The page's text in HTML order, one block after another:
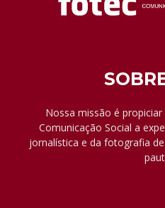
Nossa missão é
Comunicação Social a
jornalística e da fotografia